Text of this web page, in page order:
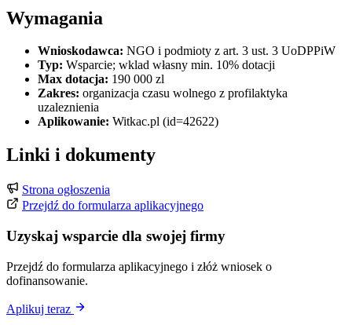
Wymagania
Wnioskodawca: NGO i podmioty z art. 3 ust. 3 UoDPPiW
Typ: Wsparcie; wklad własny min. 10% dotacji
Max dotacja: 190 000 zl
Zakres: organizacja czasu wolnego z profilaktyka
uzaleznienia
Aplikowanie: Witkac.pl (id=42622)
Linki i dokumenty
Strona ogłoszenia
Przejdź do formularza aplikacyjnego
Uzyskaj wsparcie dla swojej firmy
Przejdź do formularza aplikacyjnego i złóż wniosek o
dofinansowanie.
Aplikuj teraz